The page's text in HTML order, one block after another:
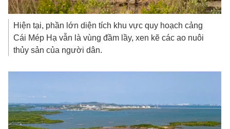
Hiện tại, phần lớn diện tích khu vực quy hoạch cảng
Cái Mép Hạ vẫn là vùng đầm lầy, xen kẽ các ao nuôi
thủy sản của người dân.